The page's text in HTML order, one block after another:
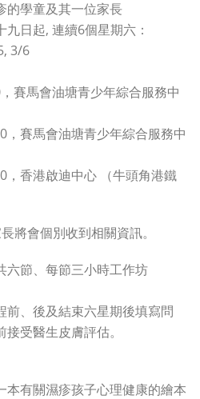
的學童及其一位家長
日起, 連續6個星期六：
3/6
賽馬會油塘青少年綜合服務中
，賽馬會油塘青少年綜合服務中
，香港啟迪中心 （牛頭角港鐵
將會個別收到相關資訊。
六節、每節三小時工作坊
前、後及結束六星期後填寫問
受醫生皮膚評估。
本有關濕疹孩子心理健康的繪本